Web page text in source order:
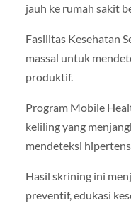
jauh ke rumah sakit
Fasilitas Kesehatan
massal untuk
produktif.
Program Mobile
keliling yang
mendeteksi
Hasil skrining ini
preventif, edukasi